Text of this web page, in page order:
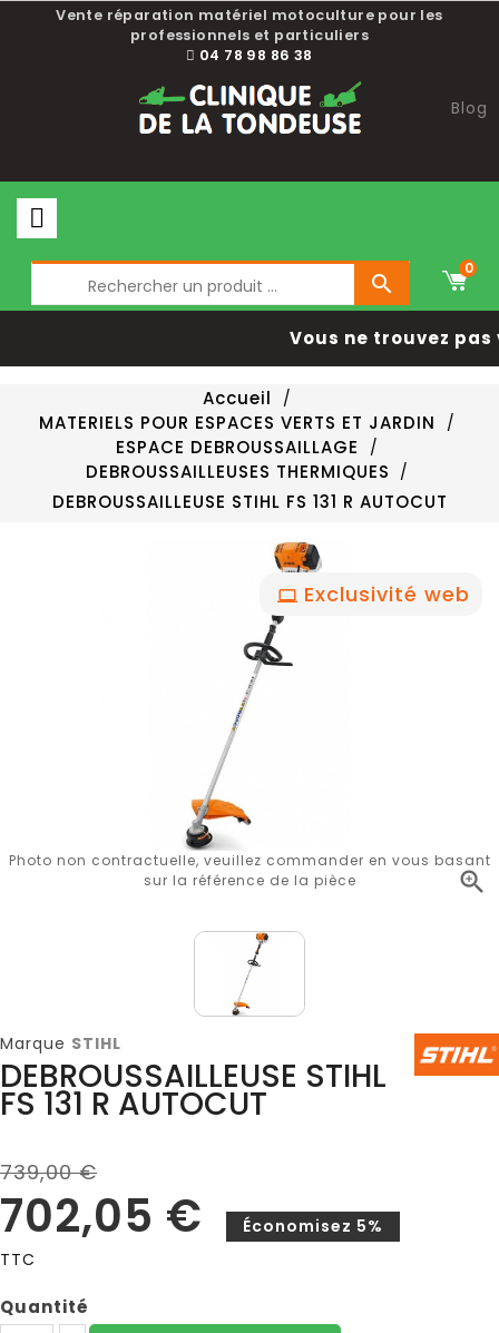
Vente réparation matériel motoculture pour les
professionnels et particuliers
04 78 98 86 38
Blog

0
Vous ne trouvez
Accueil
MATERIELS POUR ESPACES VERTS ET JARDIN
ESPACE DEBROUSSAILLAGE
DEBROUSSAILLEUSES THERMIQUES
DEBROUSSAILLEUSE STIHL FS 131 R AUTOCUT
Exclusivité web

Photo non contractuelle, veuillez commander en vous basant
sur la référence de la pièce
Marque STIHL
DEBROUSSAILLEUSE STIHL
FS 131 R AUTOCUT
739,00 €
702,05 €
Économisez 5%
TTC
Quantité